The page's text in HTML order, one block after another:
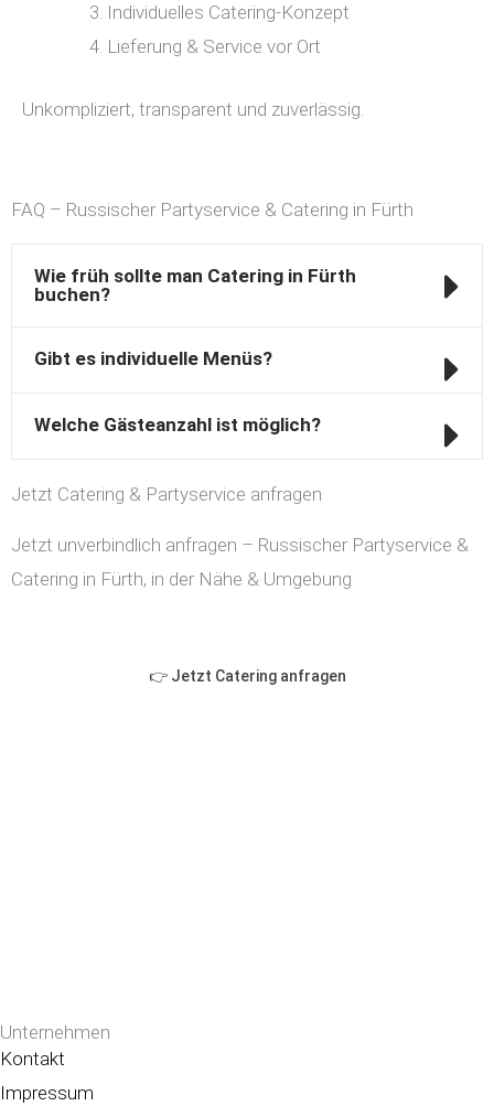
Individuelles Catering-Konzept
Lieferung & Service vor Ort
Unkompliziert, transparent und zuverlässig.
FAQ – Russischer Partyservice & Catering in Fürth
Wie früh sollte man Catering in Fürth
buchen?
Gibt es individuelle Menüs?
Welche Gästeanzahl ist möglich?
Jetzt Catering & Partyservice anfragen
Jetzt unverbindlich anfragen – Russischer Partyservice &
Catering in Fürth, in der Nähe & Umgebung
👉 Jetzt Catering anfragen
Unternehmen
Kontakt
Impressum